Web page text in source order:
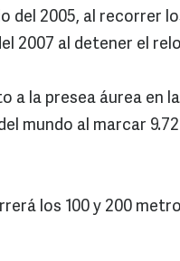
del 2005, al recorrer
2007 al detener el
a la presea áurea en
mundo al marcar
los 100 y 200